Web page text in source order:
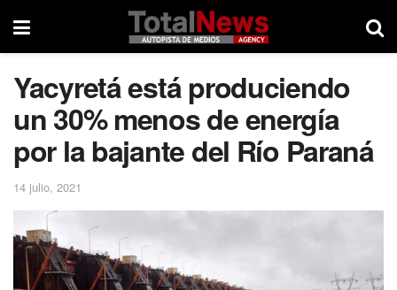
Yacyretá está produciendo
un 30% menos de energía
por la bajante del Río Paraná
14 julio, 2021